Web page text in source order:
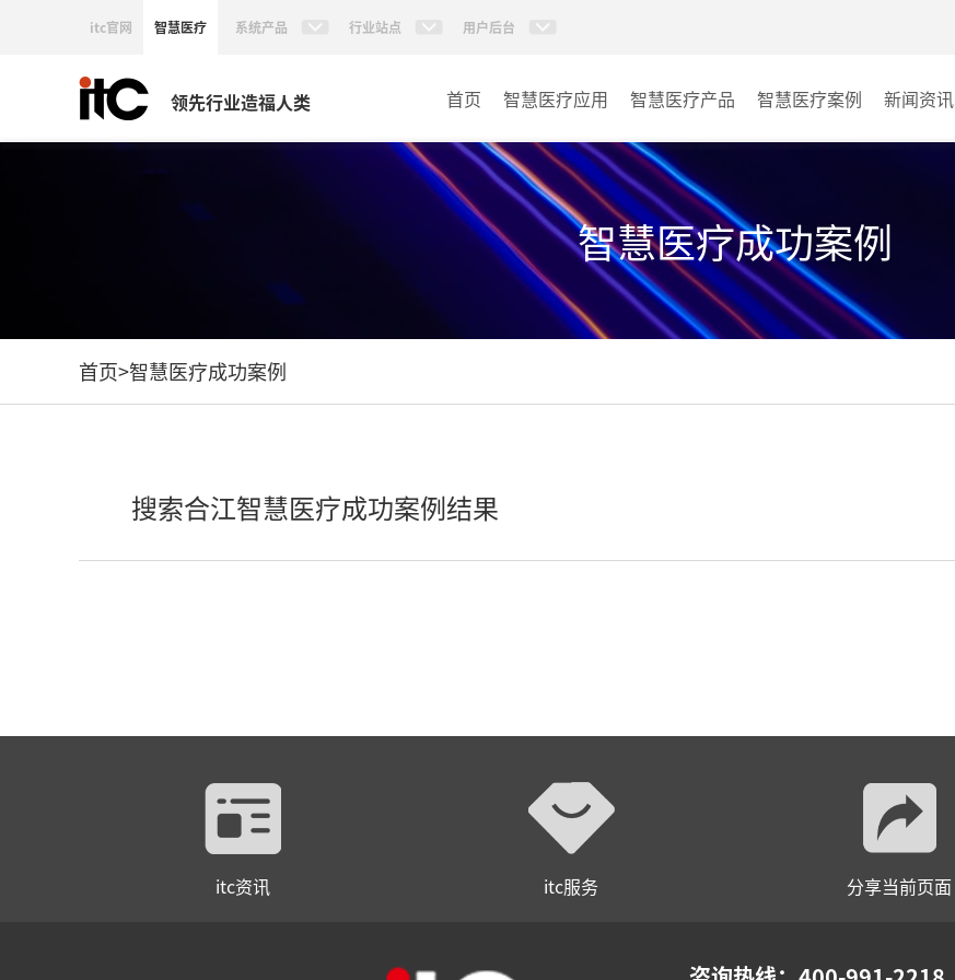
itc官网 智慧医疗 系统产品 行业站点 用户后台
领先行业造福人类 首页 智慧医疗应用 智慧医疗产品
病房视讯系统
AI智慧导医分诊系统
AI智慧手术对讲系统
AI智慧ICU探视系统
智慧医疗案例
门诊
会议室
其它
新闻资讯
智慧医疗成功案例
首页>智慧医疗成功案例
搜索合江智慧医疗成功案例结果
itc资讯 itc服务 分享当前页面